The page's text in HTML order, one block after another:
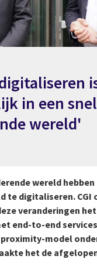
in een snel
wereld'
wereld
te digitaliseren. CGI
veranderingen
end-to-end
model
het de